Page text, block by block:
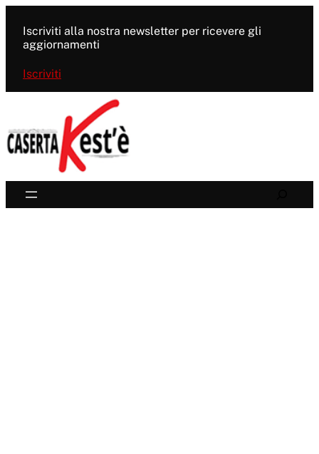
contenuto
Iscriviti alla nostra newsletter per ricevere gli
aggiornamenti
Iscriviti